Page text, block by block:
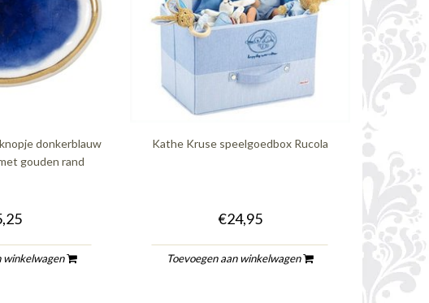
donkerblauw
gouden rand
winkelwagen
Kathe Kruse speelgoedbox Rucola
€24,95
Toevoegen aan winkelwagen